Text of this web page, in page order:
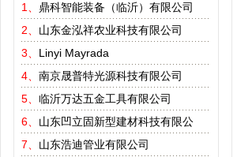
1、 鼎科智能装备（临沂）有限公司
2、 山东金泓祥农业科技有限公司
3、 Linyi Mayrada
4、 南京晟普特光源科技有限公司
5、 临沂万达五金工具有限公司
6、 山东凹立固新型建材科技有限公
7、 山东浩迪管业有限公司